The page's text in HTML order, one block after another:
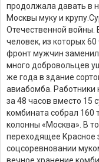
продолжала давать в
Москвы муку и крупу.
Отечественной
человек, из которых
фронт мужчин
много добровольцев
же года в здание
авиабомба. Работники
за 48 часов вместо 15
комбината собрал 160
колонны «Москва». В
переходящее Красное
соцсоревновании